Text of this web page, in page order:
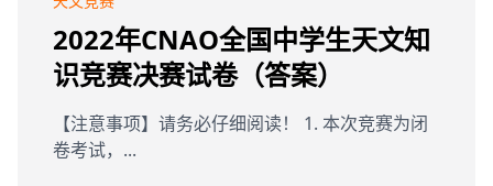
2022年CNAO全国中学生天文知
识竞赛决赛试卷（答案）
【注意事项】请务必仔细阅读！ 1. 本次竞赛为闭
卷考试，...